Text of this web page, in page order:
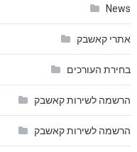
News
אתרי קאשבק
בחירת העורכים
הרשמה לשירות קאשבק
הרשמה לשירות קאשבק